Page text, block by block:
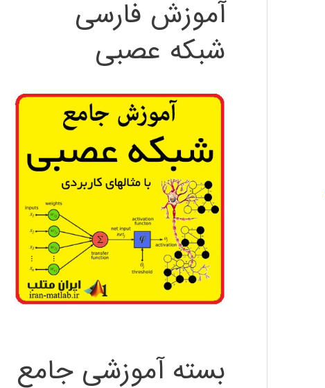
آموزش فارسی
شبکه عصبی
بسته آموزشی جامع